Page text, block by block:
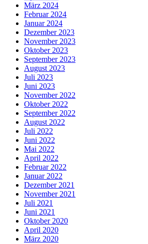
März 2024
Februar 2024
Januar 2024
Dezember 2023
November 2023
Oktober 2023
September 2023
August 2023
Juli 2023
Juni 2023
November 2022
Oktober 2022
September 2022
August 2022
Juli 2022
Juni 2022
Mai 2022
April 2022
Februar 2022
Januar 2022
Dezember 2021
November 2021
Juli 2021
Juni 2021
Oktober 2020
April 2020
März 2020